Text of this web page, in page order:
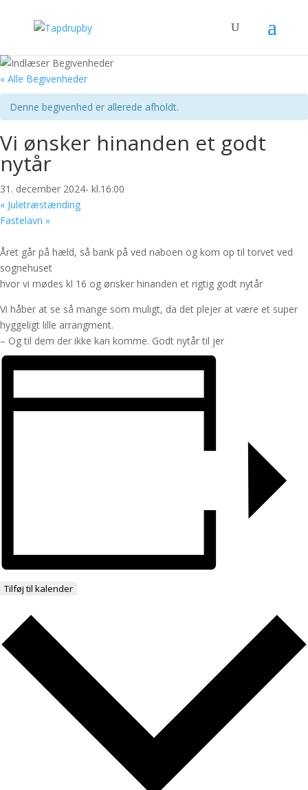
« Alle Begivenheder
Denne begivenhed er allerede afholdt.
Vi ønsker hinanden et godt
nytår
31. december 2024- kl.16:00
« Juletræstænding
Fastelavn »
Året går på hæld, så bank på ved naboen og kom op til torvet ved
sognehuset
hvor vi mødes kl 16 og ønsker hinanden et rigtig godt nytår
Vi håber at se så mange som muligt, da det plejer at være et super
hyggeligt lille arrangment.
– Og til dem der ikke kan komme. Godt nytår til jer
Tilføj til kalender